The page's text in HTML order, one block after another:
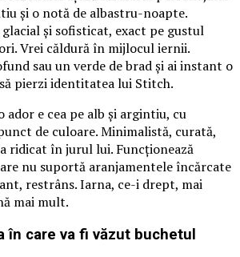
și o notă de albastru-noapte.
și sofisticat, exact pe gustul
Vrei căldură în mijlocul iernii.
sau un verde de brad și ai instant o
pierzi identitatea lui Stitch.
ador e cea pe alb și argintiu, cu
de culoare. Minimalistă, curată,
ridicat în jurul lui. Funcționează
nu suportă aranjamentele încărcate
restrâns. Iarna, ce-i drept, mai
mai mult.
în care va fi văzut buchetul